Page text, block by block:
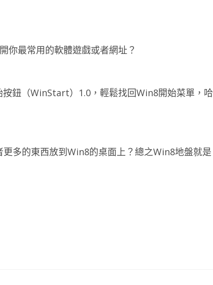
你最常用的軟體遊戲或者網址？
鈕（WinStart）1.0，輕鬆找回Win8開始菜單，哈
多的東西放到Win8的桌面上？總之Win8地盤就是